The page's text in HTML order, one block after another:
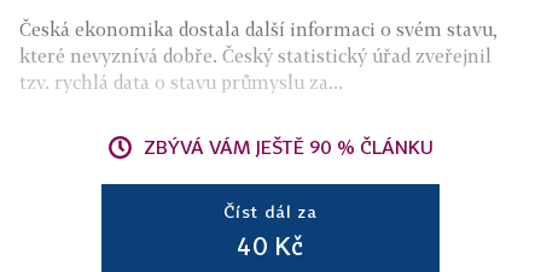
Česká ekonomika dostala další informaci o svém stavu,
které nevyznívá dobře. Český statistický úřad zveřejnil
tzv. rychlá data o stavu průmyslu za...
ZBÝVÁ VÁM JEŠTĚ 90 % ČLÁNKU
Číst dál za
40 Kč